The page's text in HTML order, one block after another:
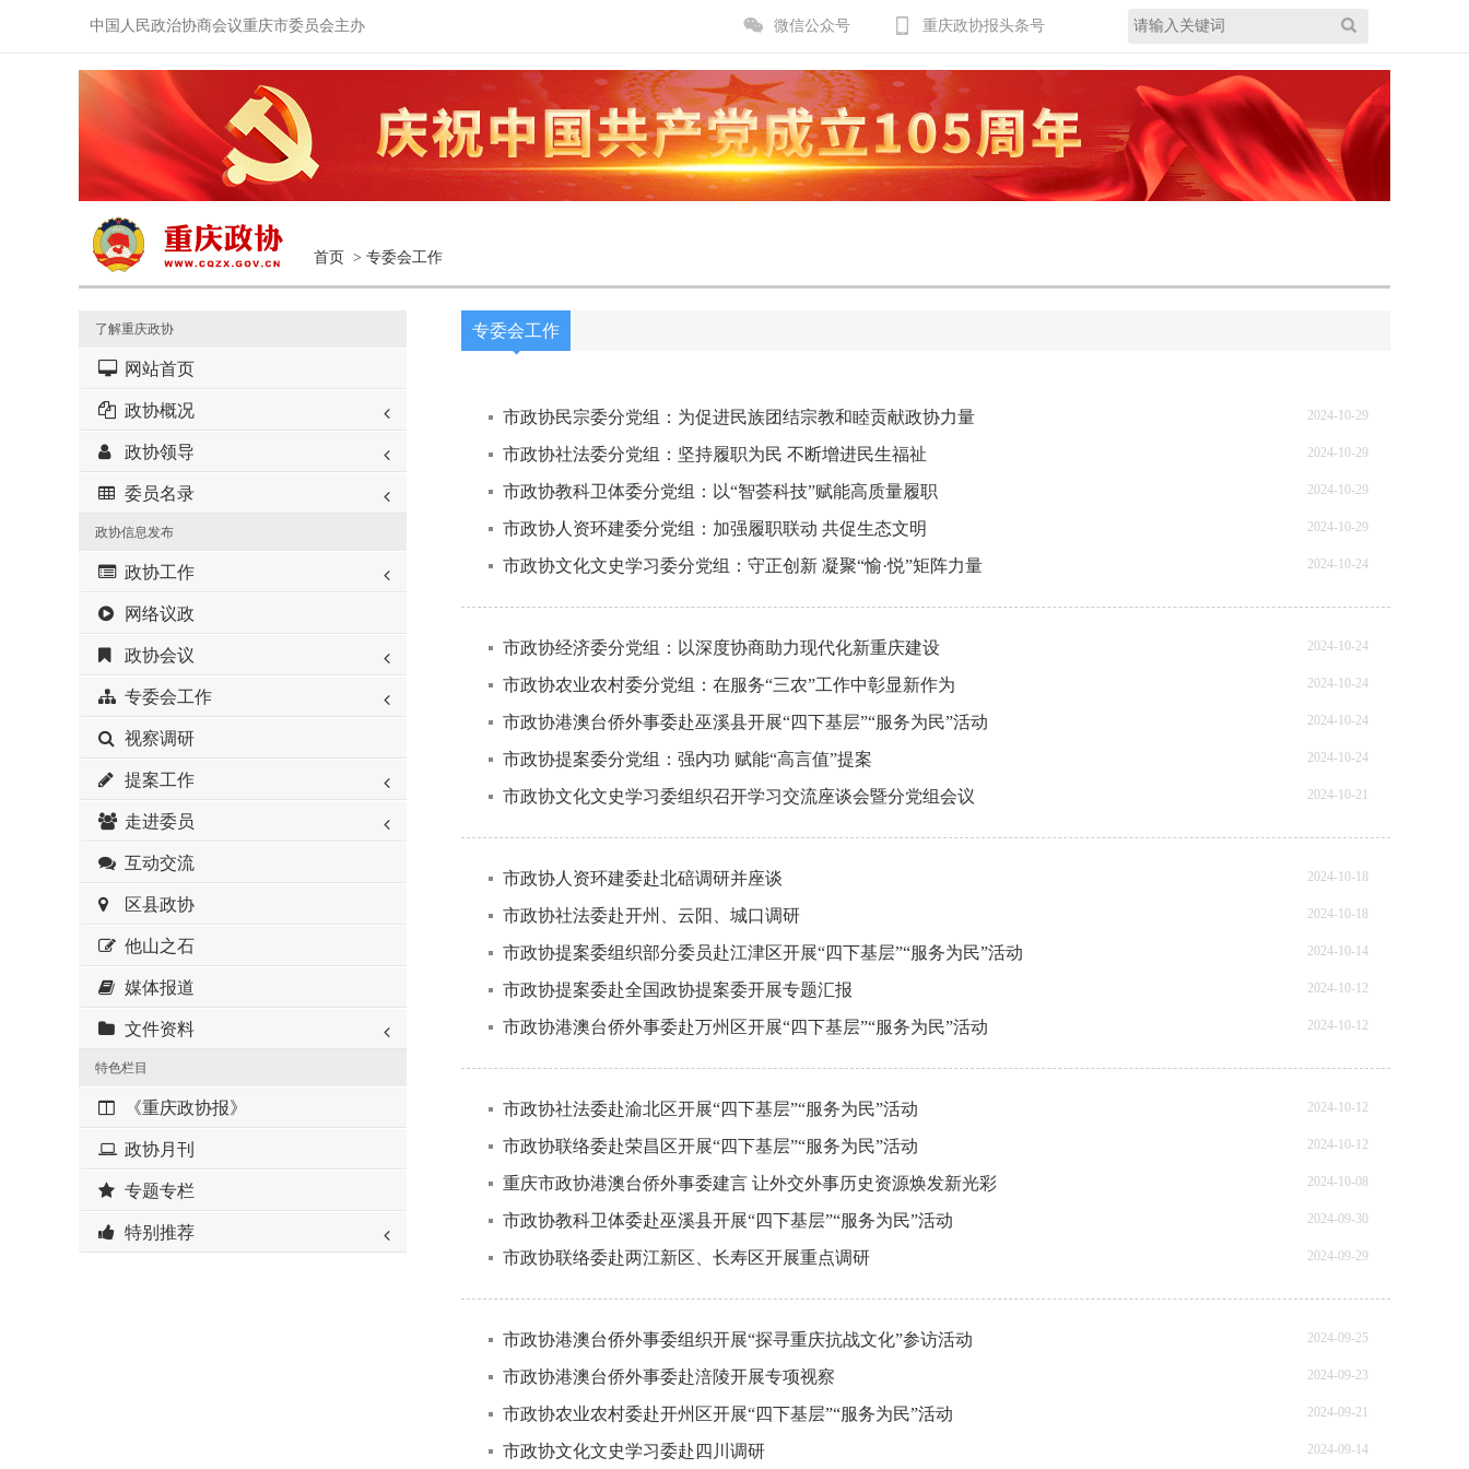
中国人民政治协商会议重庆市委员会主办 微信公众号 重庆政协报头条号
首页 > 专委会工作
了解重庆政协
网站首页
政协概况
政协领导
委员名录
政协信息发布
政协工作
网络议政
政协会议
专委会工作
视察调研
提案工作
走进委员
互动交流
区县政协
他山之石
媒体报道
文件资料
特色栏目
《重庆政协报》
政协月刊
专题专栏
特别推荐
专委会工作
市政协民宗委分党组：为促进民族团结宗教和睦贡献政协力量 2024-10-29
市政协社法委分党组：坚持履职为民 不断增进民生福祉 2024-10-29
市政协教科卫体委分党组：以“智荟科技”赋能高质量履职 2024-10-29
市政协人资环建委分党组：加强履职联动 共促生态文明 2024-10-29
市政协文化文史学习委分党组：守正创新 凝聚“愉·悦”矩阵力量 2024-10-24
市政协经济委分党组：以深度协商助力现代化新重庆建设 2024-10-24
市政协农业农村委分党组：在服务“三农”工作中彰显新作为 2024-10-24
市政协港澳台侨外事委赴巫溪县开展“四下基层”“服务为民”活动 2024-10-24
市政协提案委分党组：强内功 赋能“高言值”提案 2024-10-24
市政协文化文史学习委组织召开学习交流座谈会暨分党组会议 2024-10-21
市政协人资环建委赴北碚调研并座谈 2024-10-18
市政协社法委赴开州、云阳、城口调研 2024-10-18
市政协提案委组织部分委员赴江津区开展“四下基层”“服务为民”活动 2024-10-14
市政协提案委赴全国政协提案委开展专题汇报 2024-10-12
市政协港澳台侨外事委赴万州区开展“四下基层”“服务为民”活动 2024-10-12
市政协社法委赴渝北区开展“四下基层”“服务为民”活动 2024-10-12
市政协联络委赴荣昌区开展“四下基层”“服务为民”活动 2024-10-12
重庆市政协港澳台侨外事委建言 让外交外事历史资源焕发新光彩 2024-10-08
市政协教科卫体委赴巫溪县开展“四下基层”“服务为民”活动 2024-09-30
市政协联络委赴两江新区、长寿区开展重点调研 2024-09-29
市政协港澳台侨外事委组织开展“探寻重庆抗战文化”参访活动 2024-09-25
市政协港澳台侨外事委赴涪陵开展专项视察 2024-09-23
市政协农业农村委赴开州区开展“四下基层”“服务为民”活动 2024-09-21
市政协文化文史学习委赴四川调研 2024-09-14